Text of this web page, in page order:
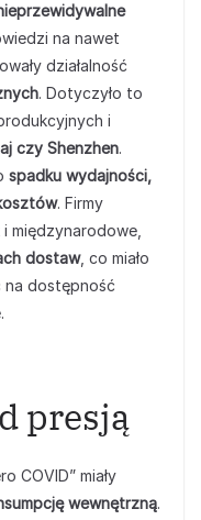
na nawet
działalność
. Dotyczyło to
i
czy Shenzhen.
spadku wydajności,
. Firmy
międzynarodowe,
dostaw, co miało
na dostępność
presją
COVID” miały
wewnętrzną.